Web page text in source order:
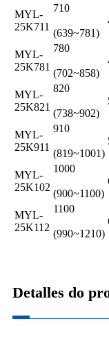
MYL-
25K711
710
(639~781)
MYL-
25K781
780
(702~858)
MYL-
25K821
820
(738~902)
MYL-
25K911
910
(819~1001)
MYL-
25K102
1000
(900~1100)
MYL-
25K112
1100
(990~1210)
Detalles do